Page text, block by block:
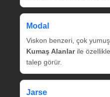
Modal
Viskon benzeri, çok
Kumaş Alanlarile
talep görür.
Jarse